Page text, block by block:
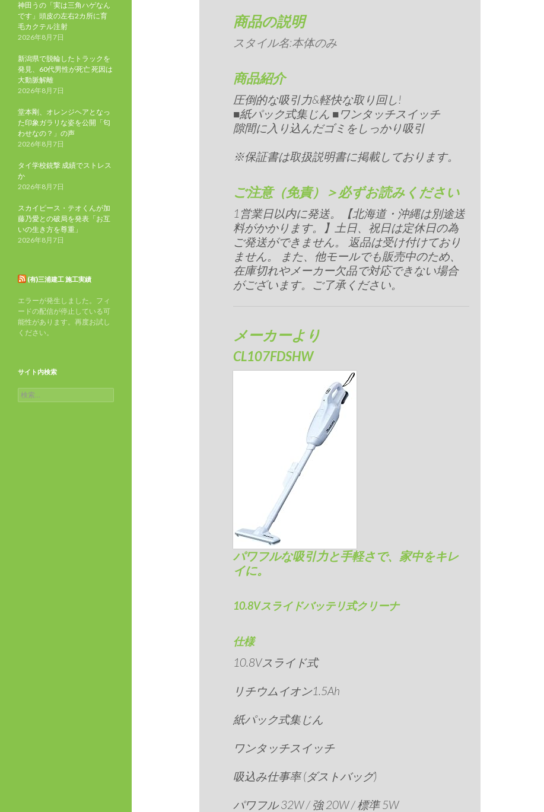
商品の説明
スタイル名:本体のみ
商品紹介
圧倒的な吸引力&軽快な取り回し!
■紙パック式集じん ■ワンタッチスイッチ
隙間に入り込んだゴミをしっかり吸引
※保証書は取扱説明書に掲載しております。
ご注意（免責）＞必ずお読みください
1営業日以内に発送。【北海道・沖縄は別途送
料がかかります。】土日、祝日は定休日の為
ご発送ができません。 返品は受け付けており
ません。 また、他モールでも販売中のため、
在庫切れやメーカー欠品で対応できない場合
がございます。ご了承ください。
メーカーより
CL107FDSHW
パワフルな吸引力と手軽さで、家中をキレ
イに。
10.8Vスライドバッテリ式クリーナ
仕様
10.8Vスライド式
リチウムイオン1.5Ah
紙パック式集じん
ワンタッチスイッチ
吸込み仕事率 (ダストバッグ)
パワフル 32W / 強 20W / 標準 5W
神田うの「実は三角ハゲなん
です」頭皮の左右2カ所に育
毛カクテル注射
2026年8月7日
新潟県で脱輪したトラックを
発見、60代男性が死亡 死因は
大動脈解離
2026年8月7日
堂本剛、オレンジヘアとなっ
た印象ガラリな姿を公開「匂
わせなの？」の声
2026年8月7日
タイ学校銃撃 成績でストレス
か
2026年8月7日
スカイピース・テオくんが加
藤乃愛との破局を発表「お互
いの生き方を尊重」
2026年8月7日
(有)三浦建工 施工実績
エラーが発生しました。フィ
ードの配信が停止している可
能性があります。再度お試し
ください。
サイト内検索
検
索: